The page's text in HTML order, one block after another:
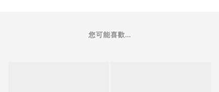
您可能喜歡...